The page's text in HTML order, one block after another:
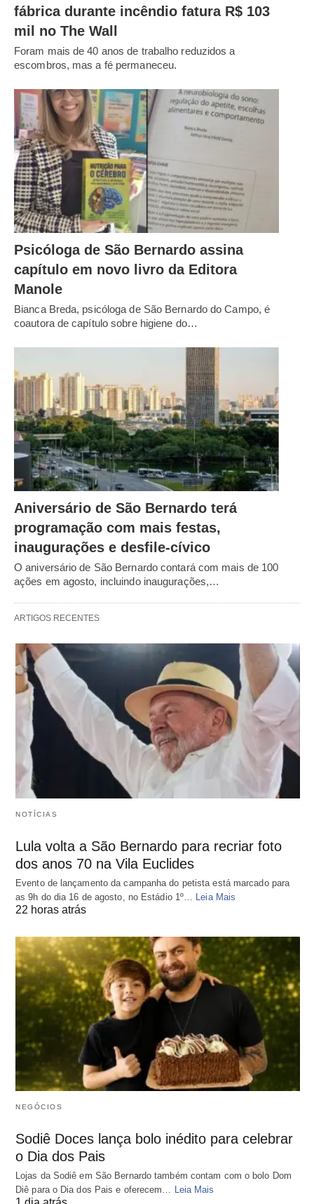
fábrica durante incêndio fatura R$ 103
mil no The Wall
Foram mais de 40 anos de trabalho reduzidos a
escombros, mas a fé permaneceu.
Psicóloga de São Bernardo assina
capítulo em novo livro da Editora
Manole
Bianca Breda, psicóloga de São Bernardo do Campo, é
coautora de capítulo sobre higiene do…
Aniversário de São Bernardo terá
programação com mais festas,
inaugurações e desfile-cívico
O aniversário de São Bernardo contará com mais de 100
ações em agosto, incluindo inaugurações,…
ARTIGOS RECENTES
NOTÍCIAS
Lula volta a São Bernardo para recriar foto
dos anos 70 na Vila Euclides
Evento de lançamento da campanha do petista está marcado para
as 9h do dia 16 de agosto, no Estádio 1º…
Leia Mais
22 horas atrás
NEGÓCIOS
Sodiê Doces lança bolo inédito para celebrar
o Dia dos Pais
Lojas da Sodiê em São Bernardo também contam com o bolo Dom
Diê para o Dia dos Pais e oferecem… Leia Mais